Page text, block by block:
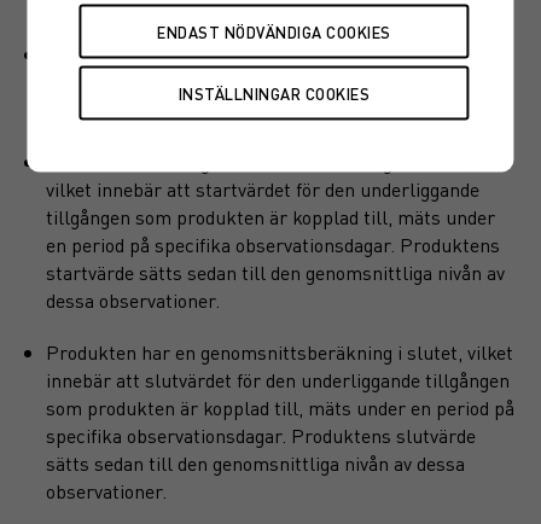
En kapitalskyddad placering består som regel av en
deltagandegrad som multipliceras med eventuella
vilket innebär att startvärdet för den underliggande
tillgången som produkten är kopplad till, mäts under
en period på specifika observationsdagar. Produktens
startvärde sätts sedan till den genomsnittliga nivån av
dessa observationer.
Produkten har en genomsnittsberäkning i slutet, vilket
innebär att slutvärdet för den underliggande tillgången
som produkten är kopplad till, mäts under en period på
specifika observationsdagar. Produktens slutvärde
sätts sedan till den genomsnittliga nivån av dessa
observationer.